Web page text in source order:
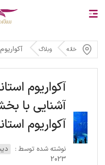
خانه وبلاگ آکواریوم
آکواریوم
آشنایی با
آکواریوم
نوشته شده توسط :
2023